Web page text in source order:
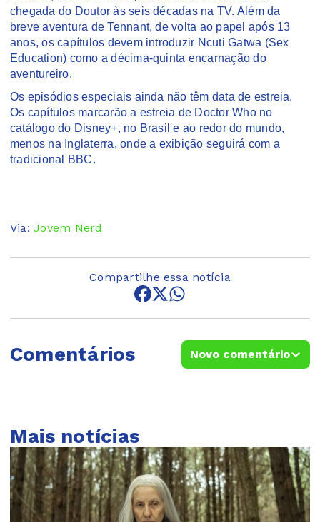
chegada do Doutor às seis décadas na TV. Além da
breve aventura de Tennant, de volta ao papel após 13
anos, os capítulos devem introduzir Ncuti Gatwa (Sex
Education) como a décima-quinta encarnação do
aventureiro.
Os episódios especiais ainda não têm data de estreia.
Os capítulos marcarão a estreia de Doctor Who no
catálogo do Disney+, no Brasil e ao redor do mundo,
menos na Inglaterra, onde a exibição seguirá com a
tradicional BBC.
Via:Jovem Nerd
Compartilhe essa notícia
Comentários Novo comentário
Mais notícias